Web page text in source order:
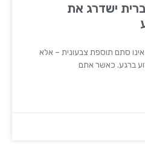
ישדרג את
אינו סתם תוספת צבעונית – אלא
ברגע. כאשר אתם